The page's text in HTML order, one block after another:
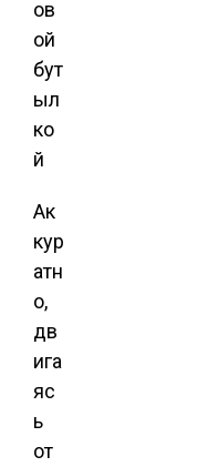
Ак
кур
атн
о,
дв
ига
яс
ь
от